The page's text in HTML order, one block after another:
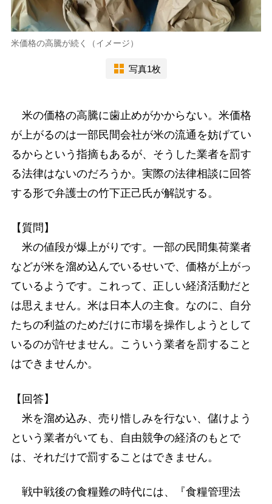
米価格の高騰が続く（イメージ）
写真1枚
米の価格の高騰に歯止めがかからない。米価格
が上がるのは一部民間会社が米の流通を妨げてい
るからという指摘もあるが、そうした業者を罰す
る法律はないのだろうか。実際の法律相談に回答
する形で弁護士の竹下正己氏が解説する。
【質問】
米の値段が爆上がりです。一部の民間集荷業者
などが米を溜め込んでいるせいで、価格が上がっ
ているようです。これって、正しい経済活動だと
は思えません。米は日本人の主食。なのに、自分
たちの利益のためだけに市場を操作しようとして
いるのが許せません。こういう業者を罰すること
はできませんか。
【回答】
米を溜め込み、売り惜しみを行ない、儲けよう
という業者がいても、自由競争の経済のもとで
は、それだけで罰することはできません。
戦中戦後の食糧難の時代には、『食糧管理法